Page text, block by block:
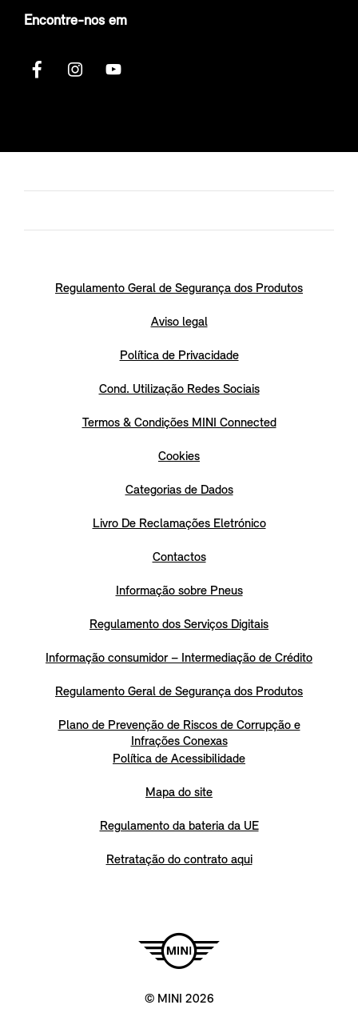
Encontre-nos em
Regulamento Geral de Segurança dos Produtos
Aviso legal
Política de Privacidade
Cond. Utilização Redes Sociais
Termos & Condições MINI Connected
Cookies
Categorias de Dados
Livro De Reclamações Eletrónico
Contactos
Informação sobre Pneus
Regulamento dos Serviços Digitais
Informação consumidor – Intermediação de Crédito
Regulamento Geral de Segurança dos Produtos
Plano de Prevenção de Riscos de Corrupção e
Infrações Conexas
Política de Acessibilidade
Mapa do site
Regulamento da bateria da UE
Retratação do contrato aqui
© MINI 2026